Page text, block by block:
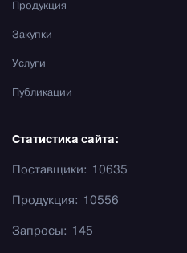
Продукция
Закупки
Услуги
Публикации
Статистика сайта:
Поставщики: 10635
Продукция: 10556
Запросы: 145